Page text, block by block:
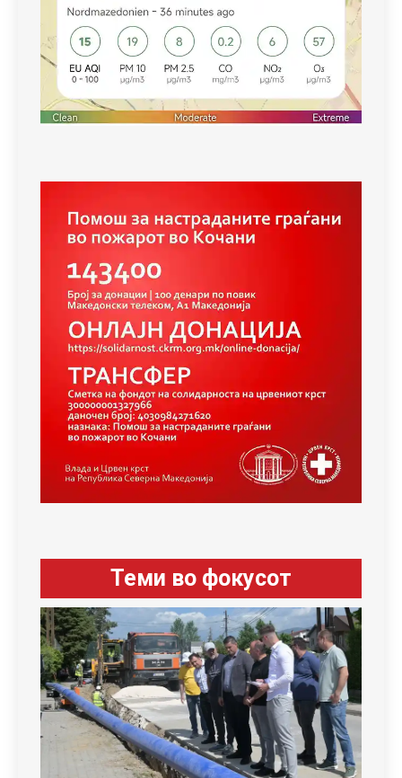
Теми во фокусот